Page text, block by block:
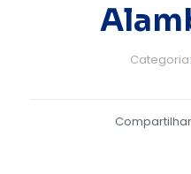
Categoria:
Compartilhar